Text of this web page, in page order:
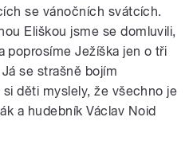
se vánočních svátcích.
Eliškou jsme se domluvili,
poprosíme Ježíška jen o tři
se strašně bojím
děti myslely, že všechno je
a hudebník Václav Noid